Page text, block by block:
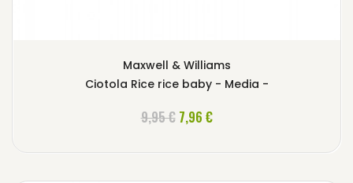
Maxwell & Williams
Ciotola Rice rice baby - Media -
9,95 € 7,96 €
AGGIUNGI AL CARRELLO